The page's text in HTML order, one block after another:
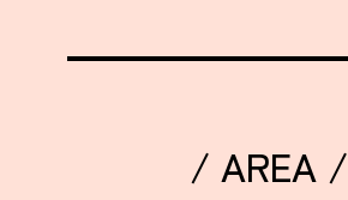
/ AREA /